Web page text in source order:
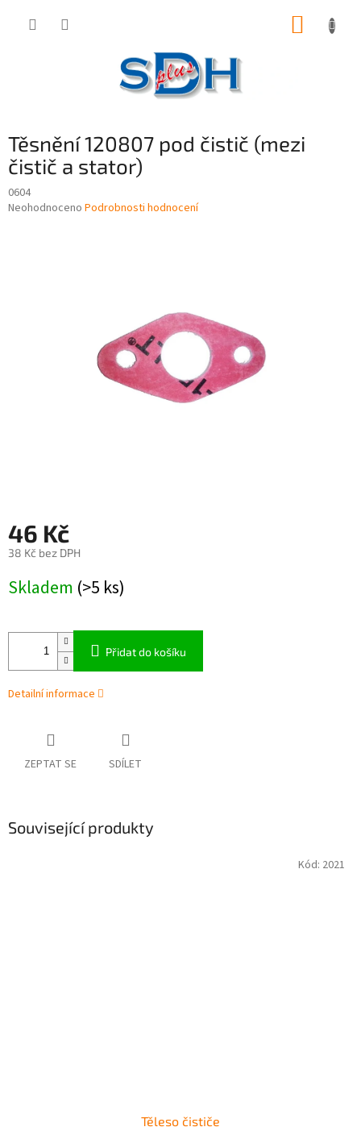
Těsnění 120807 pod čistič (mezi
čistič a stator)
0604
Průměrné
Neohodnoceno Podrobnosti hodnocení
46 Kč
38 Kč bez DPH
cena:
Skladem (>5 ks)
Přidat do košíku
Detailní informace
ZEPTAT SE SDÍLET
Související produkty
Těleso čističe
Kód: 2021